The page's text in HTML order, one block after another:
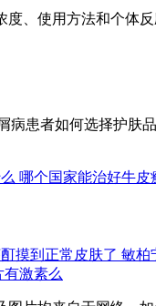
、使用方法和个体反
患者如何选择护肤
哪个国家能治好牛皮
摸到正常皮肤了 敏柏
激素么